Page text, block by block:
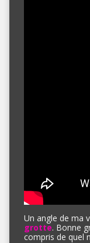
Un angle de ma
grotte. Bonne
compris de quel